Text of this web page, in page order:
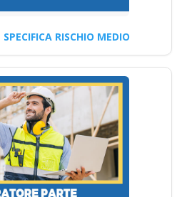
per il
medio in
sul lavoro per
da lavori con
corso formatore…
Continua
RISCHIO MEDIO